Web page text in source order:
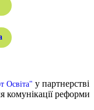
Освіта" у партнерстві
комунікації реформи